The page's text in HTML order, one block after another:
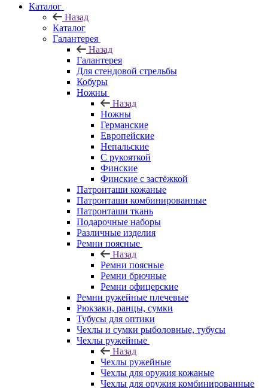
Каталог
Назад
Каталог
Галантерея
Назад
Галантерея
Для стендовой стрельбы
Кобуры
Ножны
Назад
Ножны
Германские
Европейские
Непальские
С рукояткой
Финские
Финские с застёжкой
Патронташи кожаные
Патронташи комбинированные
Патронташи ткань
Подарочные наборы
Различные изделия
Ремни поясные
Назад
Ремни поясные
Ремни брючные
Ремни офицерские
Ремни ружейные плечевые
Рюкзаки, ранцы, сумки
Тубусы для оптики
Чехлы и сумки рыболовные, тубусы
Чехлы ружейные
Назад
Чехлы ружейные
Чехлы для оружия кожаные
Чехлы для оружия комбинированные